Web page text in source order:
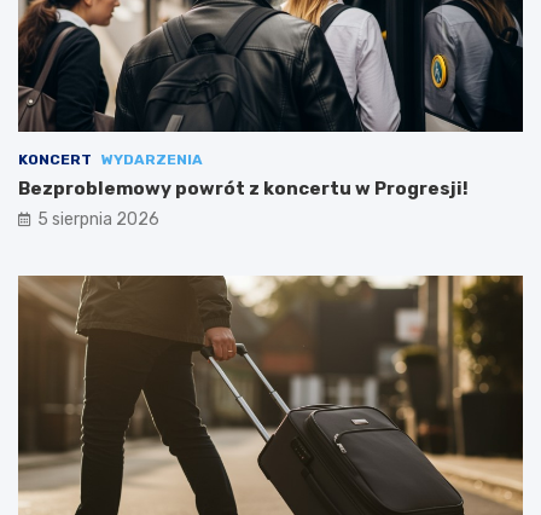
KONCERT WYDARZENIA
Bezproblemowy powrót z koncertu w Progresji!
5 sierpnia 2026